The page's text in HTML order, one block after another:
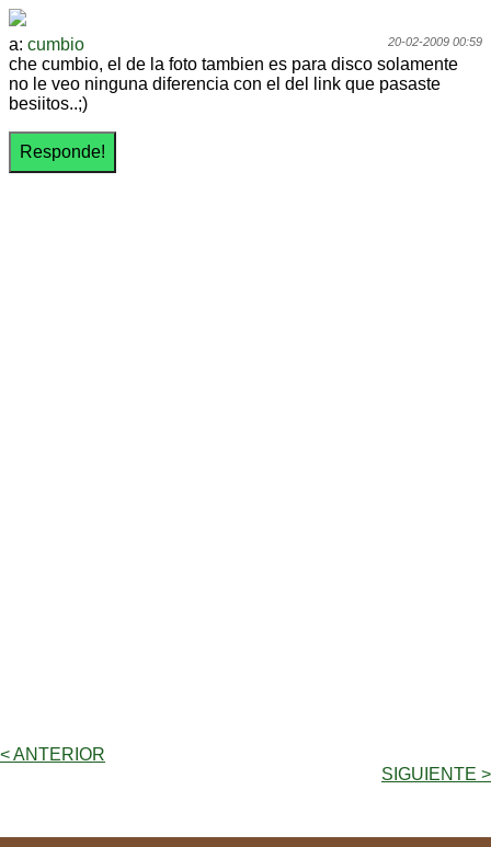
20-02-2009 00:59
a: cumbio
che cumbio, el de la foto tambien es para disco solamente
no le veo ninguna diferencia con el del link que pasaste
besiitos..;)
< ANTERIOR
SIGUIENTE >